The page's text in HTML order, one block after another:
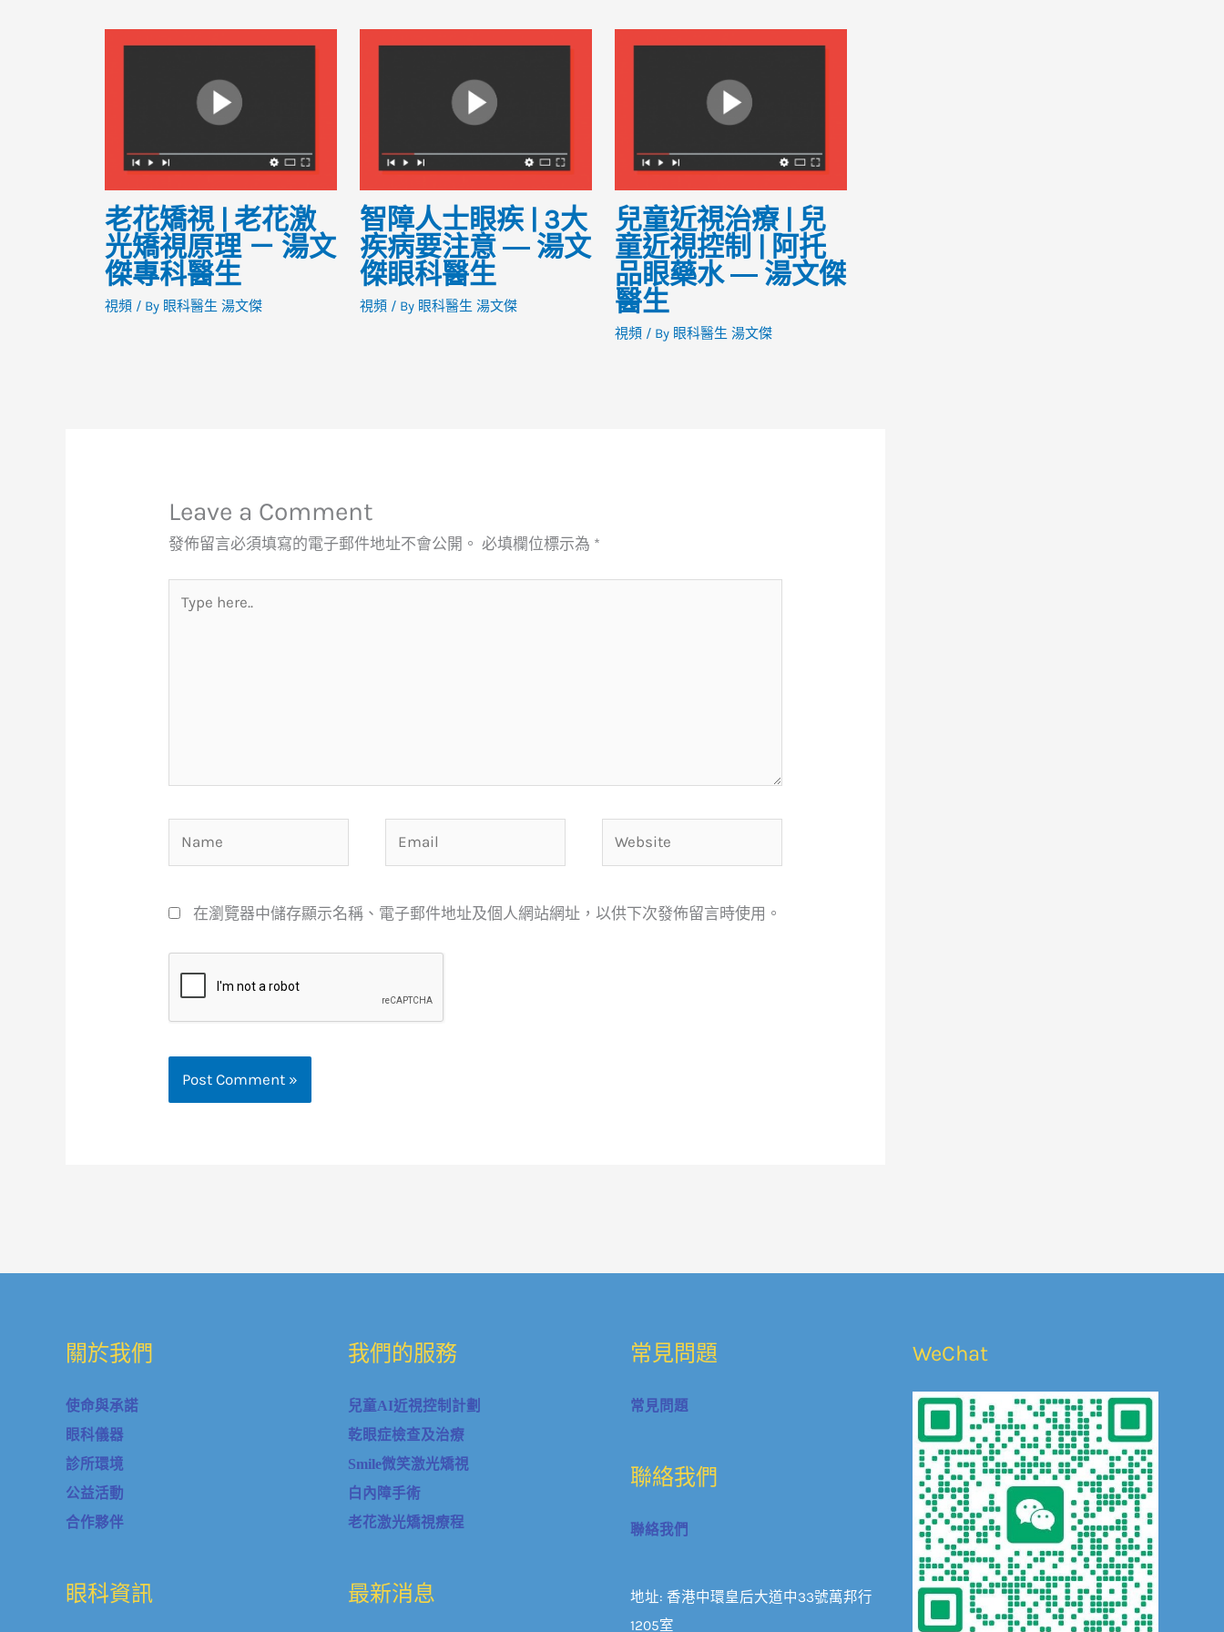
老花矯視 | 老花激
光矯視原理 － 湯文
傑專科醫生
視頻/ By 眼科醫生 湯文傑
智障人士眼疾 | 3大
疾病要注意 ― 湯文
傑眼科醫生
視頻/ By 眼科醫生 湯文傑
兒童近視治療 | 兒
童近視控制 | 阿托
品眼藥水 ― 湯文傑
醫生
視頻/ By 眼科醫生 湯文傑
Leave a Comment
發佈留言必須填寫的電子郵件地址不會公開。 必填欄位標示為 *
here..
在瀏覽器中儲存顯示名稱、電子郵件地址及個人網站網址，以供下次發佈留言時使用。
關於我們
使命與承諾
眼科儀器
診所環境
公益活動
合作夥伴
眼科資訊
我們的服務
兒童AI近視控制計劃
乾眼症檢查及治療
Smile微笑激光矯視
白內障手術
老花激光矯視療程
最新消息
常見問題
常見問題
聯絡我們
聯絡我們
地址: 香港中環皇后大道中33號萬邦行
1205室
WeChat